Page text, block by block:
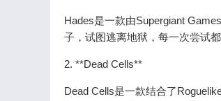
Hades是一款由Supergiant
子，试图逃离地狱，每一次尝试
2. **Dead Cells**
Dead Cells是一款结合了